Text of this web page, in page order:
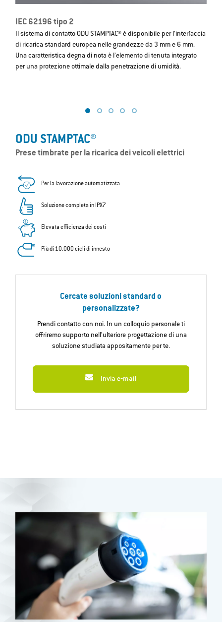
IEC 62196 tipo 2
Il sistema di contatto ODU STAMPTAC® è disponibile per l’interfaccia
di ricarica standard europea nelle grandezze da 3 mm e 6 mm.
Una caratteristica degna di nota è l’elemento di tenuta integrato
per una protezione ottimale dalla penetrazione di umidità.
ODU STAMPTAC®
Prese timbrate per la ricarica dei veicoli elettrici
Per la lavorazione automatizzata
Soluzione completa in IPX7
Elevata efficienza dei costi
Più di 10.000 cicli di innesto
Cercate soluzioni standard o
personalizzate?
Prendi contatto con noi. In un colloquio personale ti
offriremo supporto nell’ulteriore progettazione di una
soluzione studiata appositamente per te.
Invia e‐mail